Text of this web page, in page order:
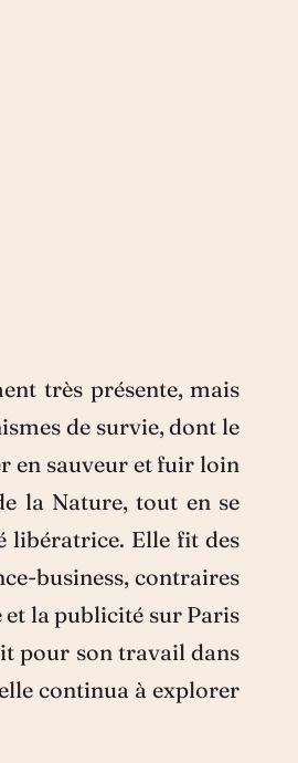
très présente, mais
de survie, dont le
en sauveur et fuir loin
la Nature, tout en se
libératrice. Elle fit des
business, contraires
et la publicité sur Paris
pour son travail dans
continua à explorer